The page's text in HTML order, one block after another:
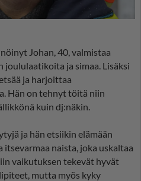
Johan, 40, valmistaa
ja simaa. Lisäksi
ja harjoittaa
Hän on tehnyt töitä niin
kuin dj:näkin.
ja hän etsiikin elämään
naista, joka uskaltaa
vaikutuksen tekevät hyvät
mutta myös kyky